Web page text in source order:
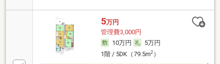
5万円
管理費3,000円
10万円
5万円
1階 / 5DK（79.5m2）